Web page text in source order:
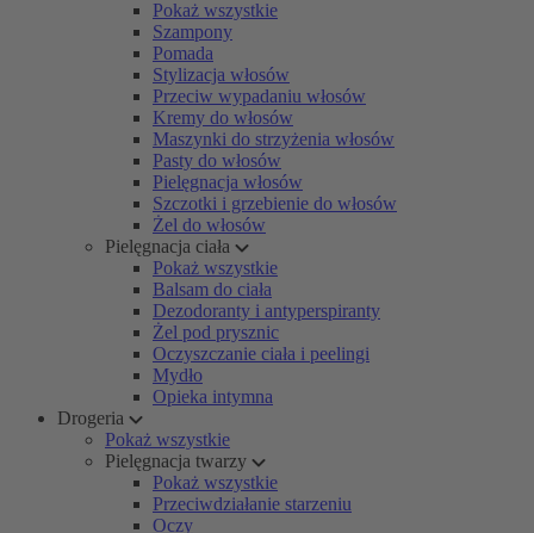
Pokaż wszystkie
Szampony
Pomada
Stylizacja włosów
Przeciw wypadaniu włosów
Kremy do włosów
Maszynki do strzyżenia włosów
Pasty do włosów
Pielęgnacja włosów
Szczotki i grzebienie do włosów
Żel do włosów
Pielęgnacja ciała
Pokaż wszystkie
Balsam do ciała
Dezodoranty i antyperspiranty
Żel pod prysznic
Oczyszczanie ciała i peelingi
Mydło
Opieka intymna
Drogeria
Pokaż wszystkie
Pielęgnacja twarzy
Pokaż wszystkie
Przeciwdziałanie starzeniu
Oczy